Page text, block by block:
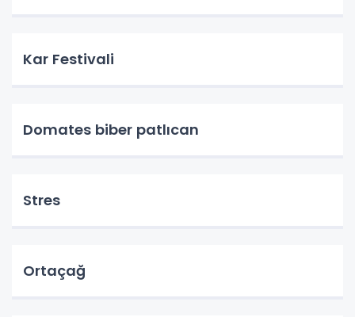
Kar Festivali
Domates biber patlıcan
Stres
Ortaçağ